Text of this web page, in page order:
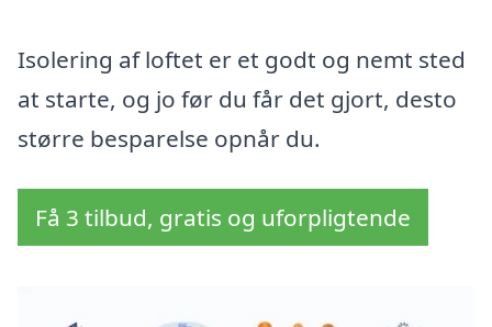
Isolering af loftet er et godt og nemt sted
at starte, og jo før du får det gjort, desto
større besparelse opnår du.
Få 3 tilbud, gratis og uforpligtende